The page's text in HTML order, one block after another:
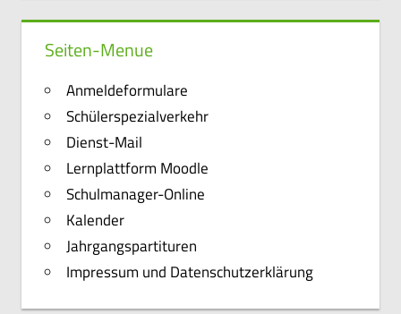
Seiten-Menue
Anmeldeformulare
Schülerspezialverkehr
Dienst-Mail
Lernplattform Moodle
Schulmanager-Online
Kalender
Jahrgangspartituren
Impressum und Datenschutzerklärung